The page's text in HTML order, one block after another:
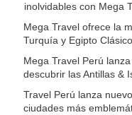
inolvidables con Mega
Mega Travel ofrece la
Turquía y Egipto
Mega Travel Perú
descubrir las Antillas &
Travel Perú lanza
ciudades más